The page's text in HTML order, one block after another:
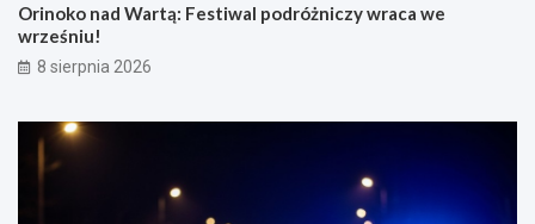
o
w
o
r
z
e
Orinoko nad Wartą: Festiwal podróżniczy wraca we
wrześniu!
8 sierpnia 2026